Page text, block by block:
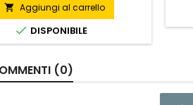
 Aggiungi al carrello
 DISPONIBILE
(0)